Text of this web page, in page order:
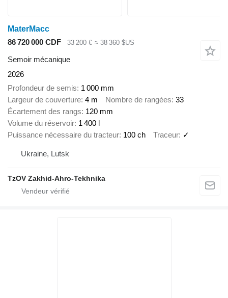
MaterMacc
86 720 000 CDF
33 200 € ≈ 38 360 $US
Semoir mécanique
2026
Profondeur de semis 1 000 mm
Largeur de couverture 4 m Nombre de rangées 33
Écartement des rangs 120 mm
Volume du réservoir 1 400 l
Puissance nécessaire du tracteur 100 ch Traceur ✓
Ukraine, Lutsk
TzOV Zakhid-Ahro-Tekhnika